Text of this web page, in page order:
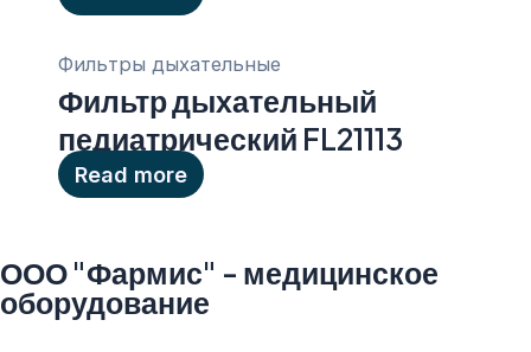
Фильтры дыхательные
Фильтр дыхательный
педиатрический FL21113
Read more
ООО "Фармис" - медицинское
оборудование